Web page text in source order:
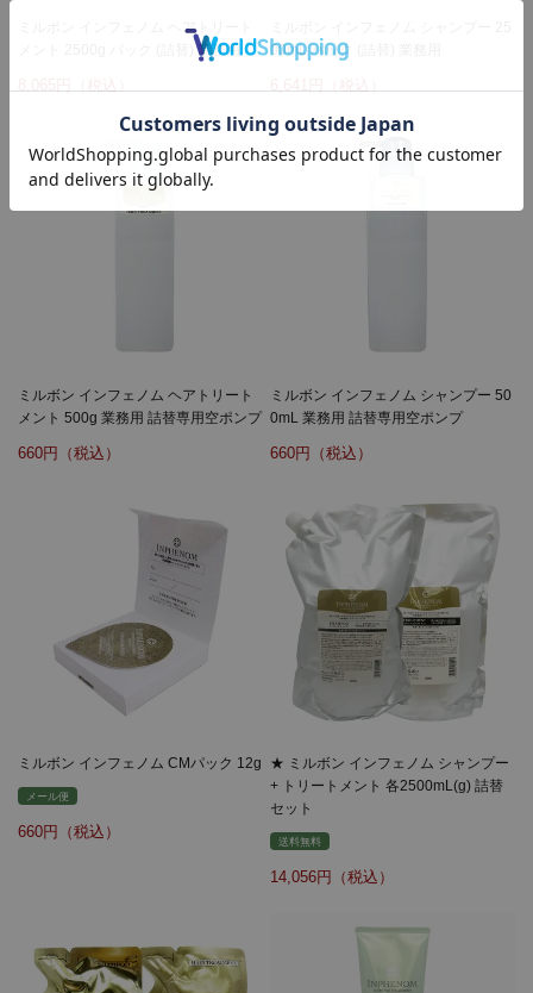
ミルボン インフェノム ヘアトリート
メント 2500g パック (詰替) 業務用
00mL パック (詰替) 業務用
ミルボン インフェノム ヘアトリート
メント 500g 業務用 詰替専用空ポンプ
660
ミルボン インフェノム シャンプー 50
0mL 業務用 詰替専用空ポンプ
660
ミルボン インフェノム CMパック 12g
メール便
660
★ ミルボン インフェノム シャンプー
+ トリートメント 各2500mL(g) 詰替
セット
送料無料
14,056